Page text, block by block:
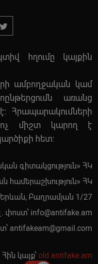
հղումը կայքին
ամբողջական կամ
առանց
Հրապարակումների
ոչ միշտ կարող է
հետ:
գիտակցություն» ՀԿ
համերաշխություն» ՀԿ
Երևան, Բաղրամյան 1/27
փոստ՝ info@antifake.am
antifakeam@gmail.com
Հին կայք՝ old.antifake.am